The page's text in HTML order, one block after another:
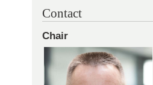
Contact
Chair